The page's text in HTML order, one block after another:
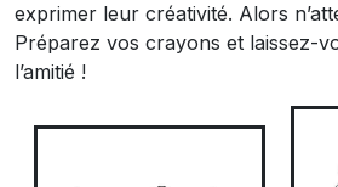
exprimer leur créativité. Alors
Préparez vos crayons et laissez-
l’amitié !